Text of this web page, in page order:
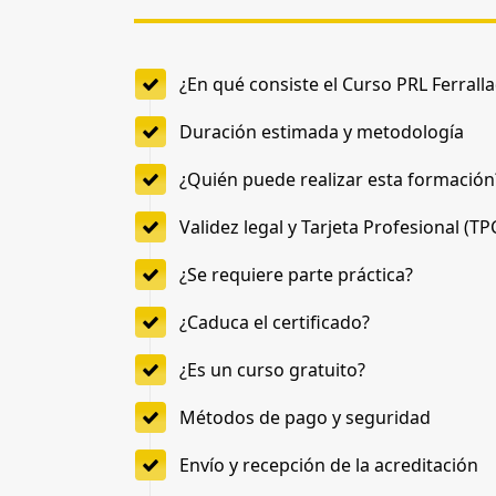
¿En qué consiste el Curso PRL
Duración estimada y metodología
¿Quién puede realizar esta
Validez legal y Tarjeta Profesional
¿Se requiere parte práctica?
¿Caduca el certificado?
¿Es un curso gratuito?
Métodos de pago y seguridad
Envío y recepción de la acreditación